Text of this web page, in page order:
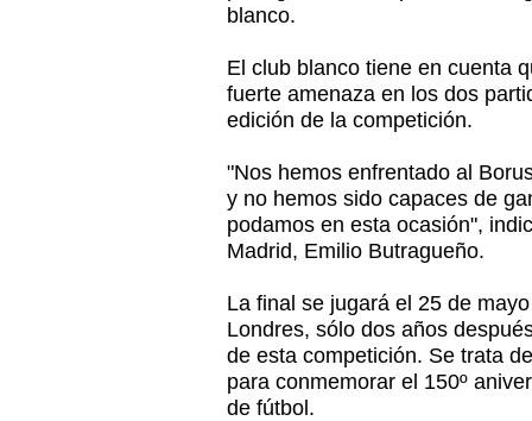
blanco.
El club blanco tiene en cuenta
fuerte amenaza en los dos
edición de la competición.
"Nos hemos enfrentado al
y no hemos sido capaces de
podamos en esta ocasión",
Madrid, Emilio Butragueño.
La final se jugará el 25 de
Londres, sólo dos años
de esta competición. Se trata
para conmemorar el 150º
de fútbol.